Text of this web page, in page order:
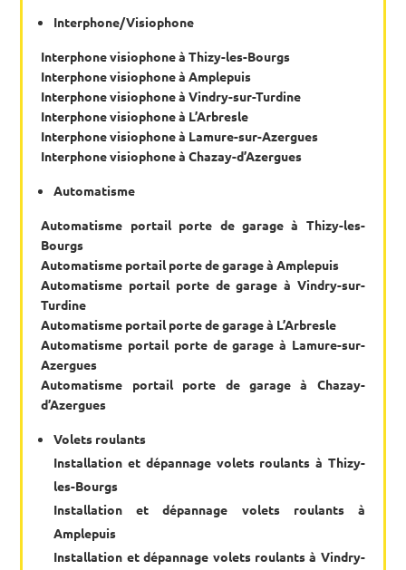
Interphone/Visiophone
Interphone visiophone à Thizy-les-Bourgs
Interphone visiophone à Amplepuis
Interphone visiophone à Vindry-sur-Turdine
Interphone visiophone à L’Arbresle
Interphone visiophone à Lamure-sur-Azergues
Interphone visiophone à Chazay-d’Azergues
Automatisme
Automatisme portail porte de garage à Thizy-les-
Bourgs
Automatisme portail porte de garage à Amplepuis
Automatisme portail porte de garage à Vindry-sur-
Turdine
Automatisme portail porte de garage à L’Arbresle
Automatisme portail porte de garage à Lamure-sur-
Azergues
Automatisme portail porte de garage à Chazay-
d’Azergues
Volets roulants
Installation et dépannage volets roulants à Thizy-
les-Bourgs
Installation et dépannage volets roulants à
Amplepuis
Installation et dépannage volets roulants à Vindry-